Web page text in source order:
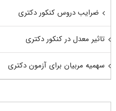
ضرایب دروس کنکور دکتری
تاثیر معدل در کنکور دکتری
سهمیه مربیان برای آزمون دکتری